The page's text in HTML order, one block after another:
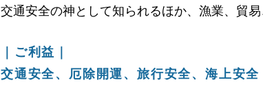
交通安全の神として知られるほか、漁業、貿
｜ご利益｜
交通安全、厄除開運、旅行安全、海上安全